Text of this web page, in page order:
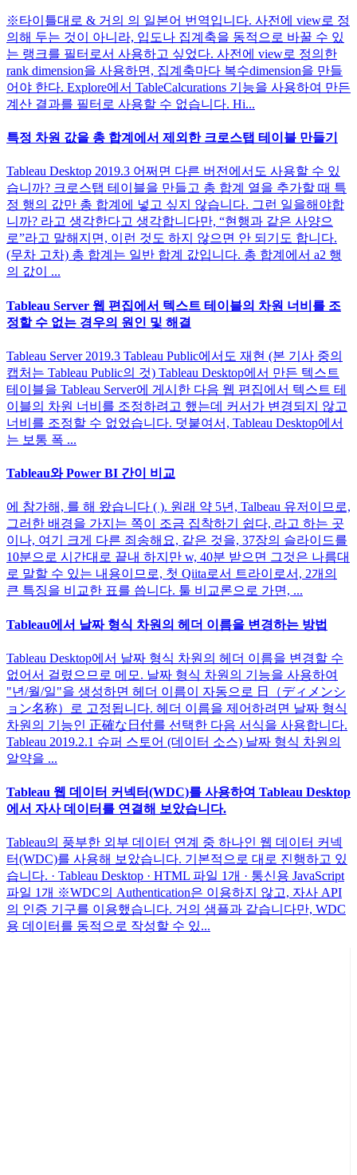
※타이틀대로 & 거의 의 일본어 번역입니다. 사전에 view로 정
의해 두는 것이 아니라, 입도나 집계축을 동적으로 바꿀 수 있
는 랭크를 필터로서 사용하고 싶었다. 사전에 view로 정의한
rank dimension을 사용하면, 집계축마다 복수dimension을 만들
어야 한다. Explore에서 TableCalcurations 기능을 사용하여 만든
계산 결과를 필터로 사용할 수 없습니다. Hi...
특정 차원 값을 총 합계에서 제외한 크로스탭 테이블 만들기
Tableau Desktop 2019.3 어쩌면 다른 버전에서도 사용할 수 있
습니까? 크로스탭 테이블을 만들고 총 합계 열을 추가할 때 특
정 행의 값만 총 합계에 넣고 싶지 않습니다. 그런 일을해야합
니까? 라고 생각한다고 생각합니다만, “현행과 같은 사양으
로”라고 말해지면, 이런 것도 하지 않으면 안 되기도 합니다.
(무차 고차) 총 합계는 일반 합계 값입니다. 총 합계에서 a2 행
의 값이 ...
Tableau Server 웹 편집에서 텍스트 테이블의 차원 너비를 조
정할 수 없는 경우의 원인 및 해결
Tableau Server 2019.3 Tableau Public에서도 재현 (본 기사 중의
캡처는 Tableau Public의 것) Tableau Desktop에서 만든 텍스트
테이블을 Tableau Server에 게시한 다음 웹 편집에서 텍스트 테
이블의 차원 너비를 조정하려고 했는데 커서가 변경되지 않고
너비를 조정할 수 없었습니다. 덧붙여서, Tableau Desktop에서
는 보통 폭 ...
Tableau와 Power BI 간이 비교
에 참가해, 를 해 왔습니다 ( ). 원래 약 5년, Talbeau 유저이므로,
그러한 배경을 가지는 쪽이 조금 집착하기 쉽다, 라고 하는 곳
이나, 여기 크게 다른 죄송해요, 같은 것을, 37장의 슬라이드를
10분으로 시간대로 끝내 하지만 w, 40분 받으면 그것은 나름대
로 말할 수 있는 내용이므로, 첫 Qiita로서 트라이로서, 2개의
큰 특징을 비교한 표를 씁니다. 툴 비교론으로 가면, ...
Tableau에서 날짜 형식 차원의 헤더 이름을 변경하는 방법
Tableau Desktop에서 날짜 형식 차원의 헤더 이름을 변경할 수
없어서 걸렸으므로 메모. 날짜 형식 차원의 기능을 사용하여
"년/월/일"을 생성하면 헤더 이름이 자동으로 日（ディメンシ
ョン名称）로 고정됩니다. 헤더 이름을 제어하려면 날짜 형식
차원의 기능인 正確な日付를 선택한 다음 서식을 사용합니다.
Tableau 2019.2.1 슈퍼 스토어 (데이터 소스) 날짜 형식 차원의
알약을 ...
Tableau 웹 데이터 커넥터(WDC)를 사용하여 Tableau Desktop
에서 자사 데이터를 연결해 보았습니다.
Tableau의 풍부한 외부 데이터 연계 중 하나인 웹 데이터 커넥
터(WDC)를 사용해 보았습니다. 기본적으로 대로 진행하고 있
습니다. · Tableau Desktop · HTML 파일 1개 · 통신용 JavaScript
파일 1개 ※WDC의 Authentication은 이용하지 않고, 자사 API
의 인증 기구를 이용했습니다. 거의 샘플과 같습니다만, WDC
용 데이터를 동적으로 작성할 수 있...